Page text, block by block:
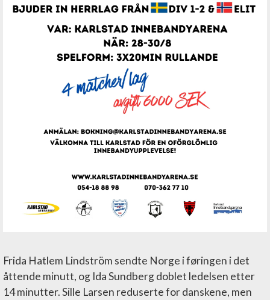
Frida Hatlem Lindström sendte Norge i føringen i det
åttende minutt, og Ida Sundberg doblet ledelsen etter
14 minutter. Sille Larsen reduserte for danskene, men